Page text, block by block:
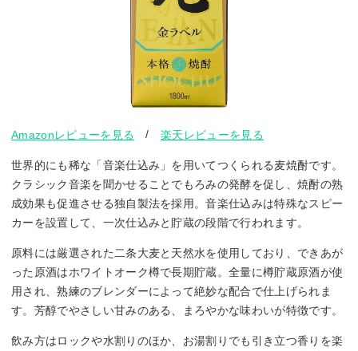
Amazonレビューを見る /楽天レビューを見る
世界的にも稀な「音楽仕込み」を用いてつくられる麦焼酎です。
クラシック音楽を聞かせることでもろみの発酵を促し、焼酎の熟
成効果も促進させる独自製法を採用。音楽仕込みは特殊なスピー
カーを設置して、一次仕込みと貯蔵の段階で行われます。
原料には厳選された二条大麦と天然水を使用しており、できあが
った原酒はホワイトオーク樽で長期貯蔵。全量に樽貯蔵原酒が使
用され、熟練のブレンダーによって絶妙な配合で仕上げられま
す。芳醇でやさしい甘みのある、まろやかな味わいが特徴です。
飲み方はロックや水割りのほか、お湯割りでも引き立つ香りを楽